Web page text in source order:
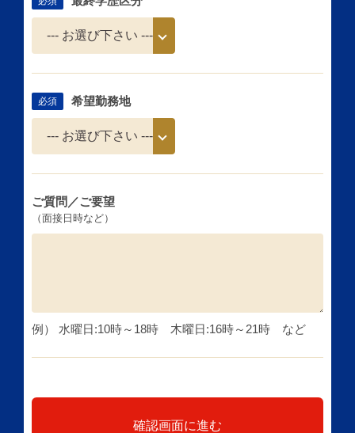
必須 希望勤務地
ご質問／ご要望
（面接日時など）
例） 水曜日:10時～18時 木曜日:16時～21時 など
確認画面に進む